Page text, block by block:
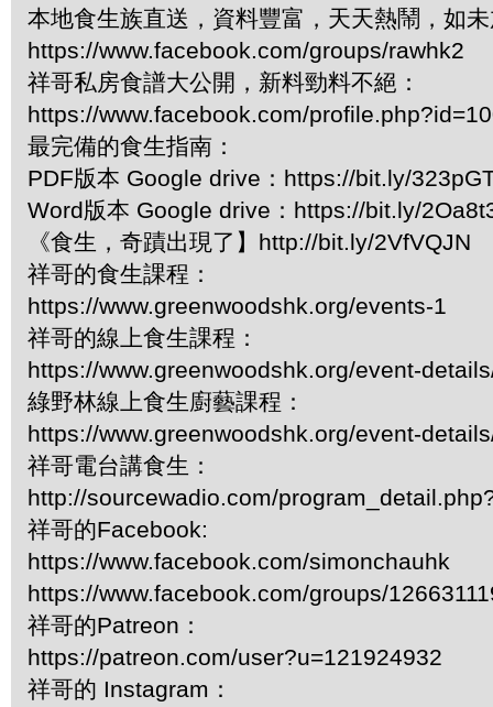
本地食生族直送，資料豐富，天天熱鬧，如
https://www.facebook.com/groups/rawhk2
祥哥私房食譜大公開，新料勁料不絕：
https://www.facebook.com/
最完備的食生指南：
PDF版本 Google drive：https://bit.ly/
Word版本 Google drive：https://bit.ly/
《食生，奇蹟出現了】http://bit.ly/2VfVQJN
祥哥的食生課程：
https://www.greenwoodshk.org/events-1
祥哥的線上食生課程：
https://www.greenwoodshk.org/event-
綠野林線上食生廚藝課程：
https://www.greenwoodshk.org/event-
祥哥電台講食生：
http://sourcewadio.com/
祥哥的Facebook:
https://www.facebook.com/simonchauhk
https://www.facebook.com/groups/
祥哥的Patreon：
https://patreon.com/user?u=121924932
祥哥的 Instagram：